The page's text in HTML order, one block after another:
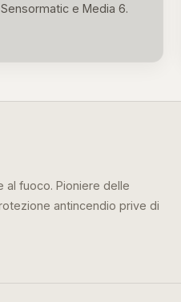
e Media 6.
al fuoco. Pioniere delle
antincendio prive di